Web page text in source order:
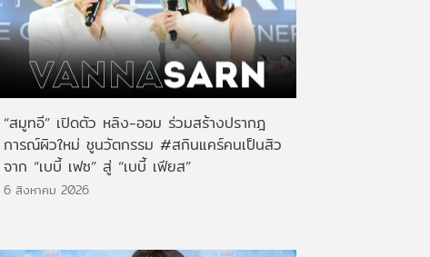
“สมูทอี” เปิดตัว หลิง-ออม ร่วมสร้างปรากฎ
การณ์ผิวใหม่ ชูนวัตกรรม #สกินแคร์คนเป็นสิว
จาก “เบบี้ เฟซ” สู่ “เบบี้ เฟียส”
6 สิงหาคม 2026